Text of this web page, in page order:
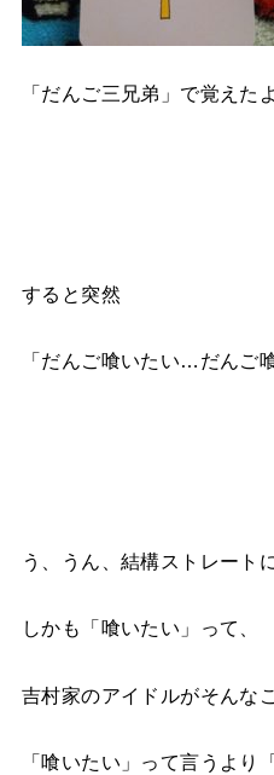
「だんご三兄弟」で覚えた
すると突然
「だんご喰いたい…だんご
う、うん、結構ストレート
しかも「喰いたい」って、
吉村家のアイドルがそんな
「喰いたい」って言うよ